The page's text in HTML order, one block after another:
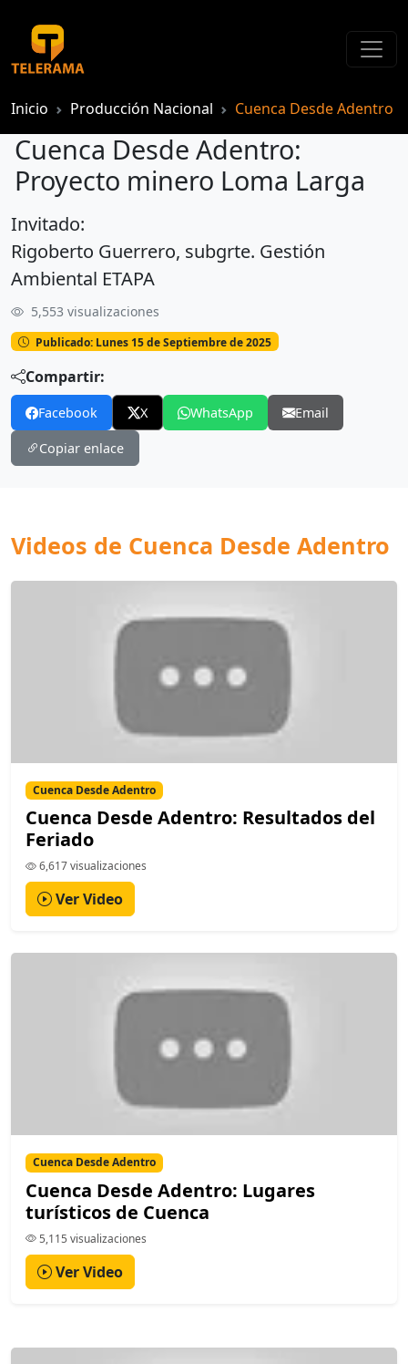
Inicio Producción Nacional Cuenca Desde Adentro
Cuenca Desde Adentro:
Proyecto minero Loma Larga
Invitado:
Rigoberto Guerrero, subgrte. Gestión
Ambiental ETAPA
5,553 visualizaciones
Publicado: Lunes 15 de Septiembre de 2025
Compartir:
Facebook X WhatsApp Email
Copiar enlace
Videos de Cuenca Desde Adentro
Cuenca Desde Adentro
Cuenca Desde Adentro: Resultados del
Feriado
6,617 visualizaciones
Ver Video
Cuenca Desde Adentro
Cuenca Desde Adentro: Lugares
turísticos de Cuenca
5,115 visualizaciones
Ver Video